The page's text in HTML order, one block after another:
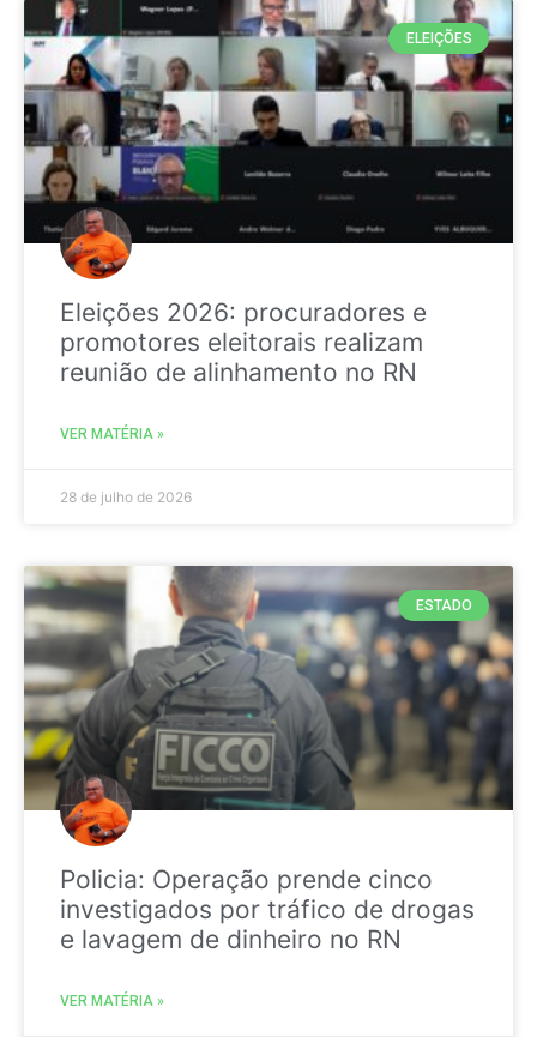
ELEIÇÕES
Eleições 2026: procuradores e
promotores eleitorais realizam
reunião de alinhamento no RN
VER MATÉRIA »
28 de julho de 2026
ESTADO
Policia: Operação prende cinco
investigados por tráfico de drogas
e lavagem de dinheiro no RN
VER MATÉRIA »